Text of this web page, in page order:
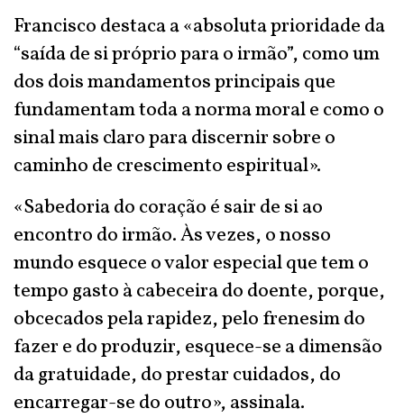
Francisco destaca a «absoluta prioridade da
“saída de si próprio para o irmão”, como um
dos dois mandamentos principais que
fundamentam toda a norma moral e como o
sinal mais claro para discernir sobre o
caminho de crescimento espiritual».
«Sabedoria do coração é sair de si ao
encontro do irmão. Às vezes, o nosso
mundo esquece o valor especial que tem o
tempo gasto à cabeceira do doente, porque,
obcecados pela rapidez, pelo frenesim do
fazer e do produzir, esquece-se a dimensão
da gratuidade, do prestar cuidados, do
encarregar-se do outro», assinala.